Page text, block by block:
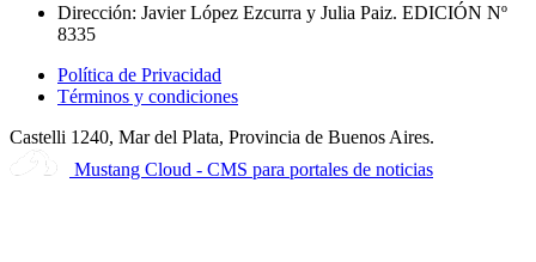
Dirección: Javier López Ezcurra y Julia Paiz. EDICIÓN Nº
8335
Política de Privacidad
Términos y condiciones
Castelli 1240, Mar del Plata, Provincia de Buenos Aires.
Mustang Cloud - CMS para portales de noticias